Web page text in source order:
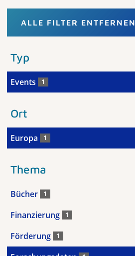
ALLE FILTER ENTFERNEN
Typ
Events 1
Ort
Europa 1
Thema
Bücher 1
Finanzierung 1
Förderung 1